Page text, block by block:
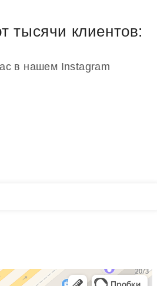
тысячи клиентов:
в нашем Instagram